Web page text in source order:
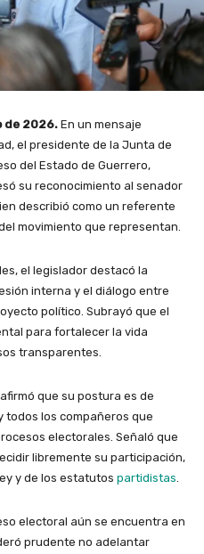
de 2026. En un mensaje
el presidente de la Junta de
del Estado de Guerrero,
su reconocimiento al senador
describió como un referente
movimiento que representan.
el legislador destacó la
interna y el diálogo entre
político. Subrayó que el
para fortalecer la vida
transparentes.
que su postura es de
todos los compañeros que
electorales. Señaló que
libremente su participación,
y de los estatutos partidistas
electoral aún se encuentra en
prudente no adelantar